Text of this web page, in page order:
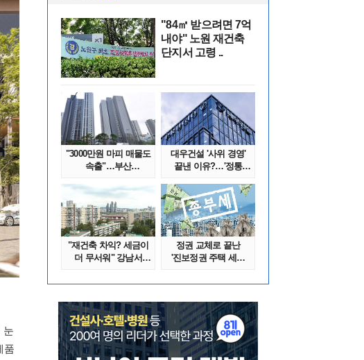
눈
품
"84㎡ 받으려면 7억
내야" 노원 재건축
단지서 고령 ..
"3000만원 마피 매물도
속출"…부산
대우건설 '사위 경영'
끝낸 이유?…'정통
"재건축 차익? 세금이
더 무서워" 강남서
정권 교체로 끝난
'진보정권 주택 세금